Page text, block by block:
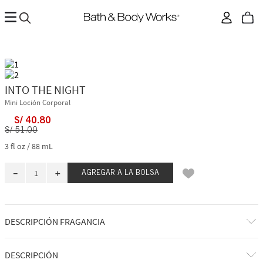
INTO THE NIGHT
Mini Loción Corporal
S/ 40.80
S/ 51.00
3 fl oz / 88 mL
＋
－ AGREGAR A LA BOLSA
DESCRIPCIÓN FRAGANCIA
A qué huele: una noche eterna, brillante y seductora en la ciudad.
DESCRIPCIÓN